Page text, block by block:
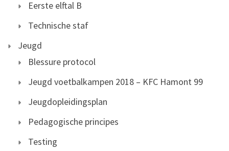
Eerste elftal B
Technische staf
Jeugd
Blessure protocol
Jeugd voetbalkampen 2018 – KFC Hamont 99
Jeugdopleidingsplan
Pedagogische principes
Testing